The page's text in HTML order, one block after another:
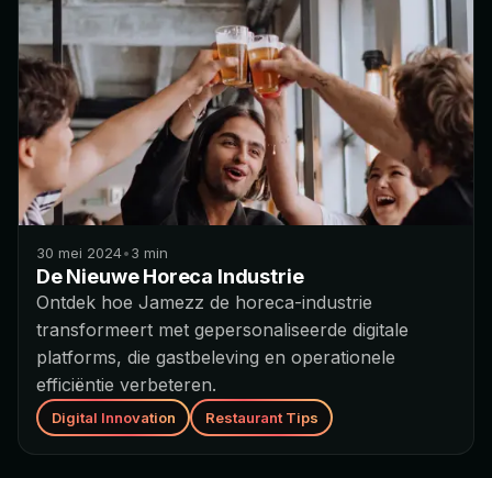
30 mei 2024•3 min
De Nieuwe Horeca Industrie
Ontdek hoe Jamezz de horeca-industrie
transformeert met gepersonaliseerde digitale
platforms, die gastbeleving en operationele
efficiëntie verbeteren.
Digital Innovation Restaurant Tips